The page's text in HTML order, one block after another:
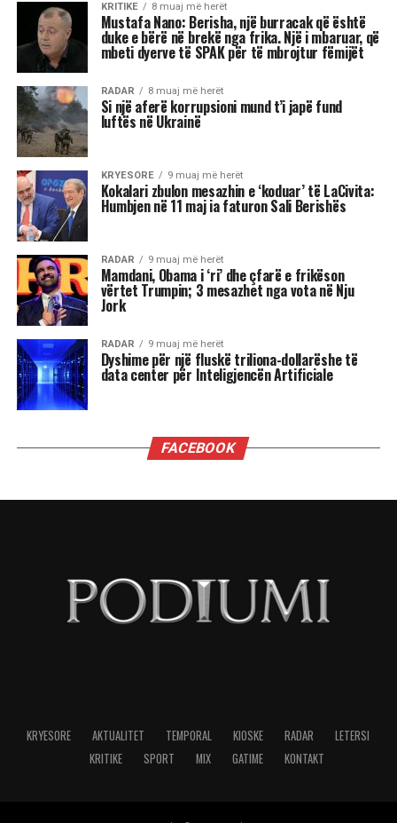
KRITIKE 8 muaj më herët
Mustafa Nano: Berisha, një burracak që është
duke e bërë në brekë nga frika. Një i mbaruar, që
mbeti dyerve të SPAK për të mbrojtur fëmijët
RADAR 8 muaj më herët
Si një aferë korrupsioni mund t’i japë fund
luftës në Ukrainë
KRYESORE 9 muaj më herët
Kokalari zbulon mesazhin e ‘koduar’ të LaCivita:
Humbjen në 11 maj ia faturon Sali Berishës
RADAR 9 muaj më herët
Mamdani, Obama i ‘ri’ dhe çfarë e frikëson
vërtet Trumpin; 3 mesazhet nga vota në Nju
Jork
RADAR 9 muaj më herët
Dyshime për një fluskë triliona-dollarëshe të
data center për Inteligjencën Artificiale
FACEBOOK
KRYESORE AKTUALITET TEMPORAL KIOSKE RADAR
LETERSI
KRITIKE
SPORT MIX GATIME KONTAKT